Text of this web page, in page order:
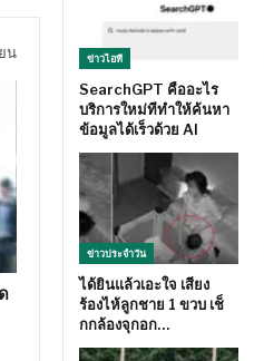
น ข่าวไอที
SearchGPT คืออะไร
บริการใหม่ทีทำให้ค้นหา
ข้อมูลได้เร็วด้วย AI
ข่าวประจำวัน
ได้ยินแล้วเอะใจ เสียง
ร้องไห้ลูกชาย 1 ขวบ เช็
กกล้องจุกอก…